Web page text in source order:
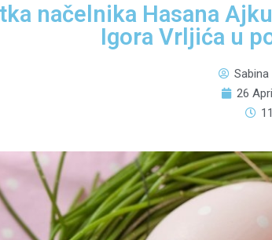
načelnika Hasana
Igora Vrljića u
26